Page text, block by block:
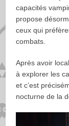
capacités
propose
ceux qui
combats.
Après avoir
à explorer les
et c’est
nocturne de la